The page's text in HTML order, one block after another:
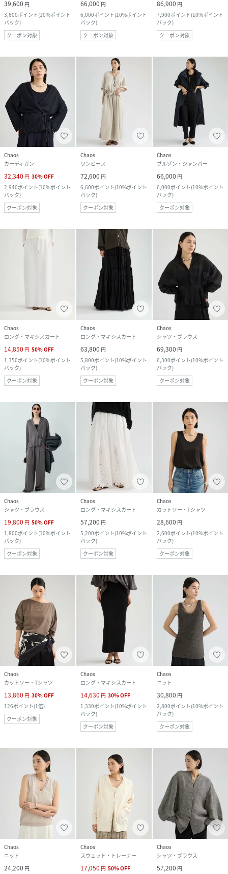
39,600 円
3,600ポイント(10%ポイント
バック)
クーポン対象
66,000 円
6,000ポイント(10%ポイント
バック)
クーポン対象
86,900 円
7,900ポイント(10%ポイント
バック)
クーポン対象
Chaos
カーディガン
32,340 円 30%OFF
2,940ポイント(10%ポイント
バック)
クーポン対象
Chaos
ワンピース
72,600 円
6,600ポイント(10%ポイント
バック)
クーポン対象
Chaos
ブルゾン・ジャンパー
66,000 円
6,000ポイント(10%ポイント
バック)
クーポン対象
Chaos
ロング・マキシスカート
14,850 円 50%OFF
1,350ポイント(10%ポイント
バック)
クーポン対象
Chaos
ロング・マキシスカート
63,800 円
5,800ポイント(10%ポイント
バック)
クーポン対象
Chaos
シャツ・ブラウス
69,300 円
6,300ポイント(10%ポイント
バック)
クーポン対象
Chaos
シャツ・ブラウス
19,800 円 50%OFF
1,800ポイント(10%ポイント
バック)
クーポン対象
Chaos
ロング・マキシスカート
57,200 円
5,200ポイント(10%ポイント
バック)
クーポン対象
Chaos
カットソー・Tシャツ
28,600 円
2,600ポイント(10%ポイント
バック)
クーポン対象
Chaos
カットソー・Tシャツ
13,860 円 30%OFF
126ポイント(1倍)
クーポン対象
Chaos
ロング・マキシスカート
14,630 円 30%OFF
1,330ポイント(10%ポイント
バック)
クーポン対象
Chaos
ニット
30,800 円
2,800ポイント(10%ポイント
バック)
クーポン対象
Chaos
ニット
24,200 円
Chaos
スウェット・トレーナー
17,050 円 50%OFF
Chaos
シャツ・ブラウス
57,200 円